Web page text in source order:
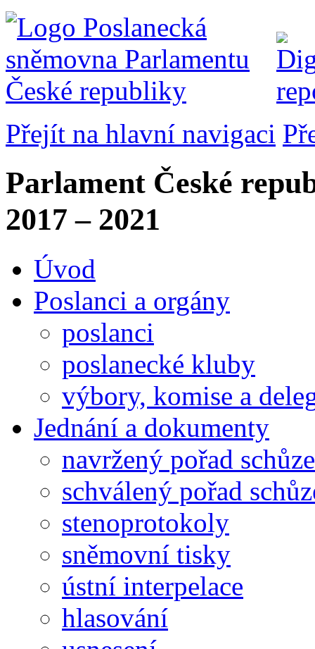
Přejít na hlavní navigaci
Parlament České
2017 – 2021
Úvod
Poslanci a orgány
poslanci
poslanecké kluby
výbory, komise a
Jednání a dokumenty
navržený pořad schůze
schválený pořad
stenoprotokoly
sněmovní tisky
ústní interpelace
hlasování